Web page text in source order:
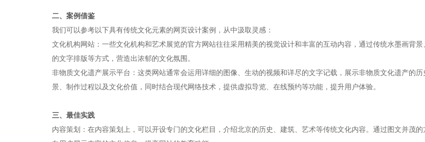
二、案例借鉴
我们可以参考以下具有传统文化元素的网页设计案例，从中汲取灵感：
文化机构网站‌：一些文化机构和艺术展览的官方网站往往采用精美的视觉设计和丰富的互动内容，通过传统水墨画背景
的文字排版等方式，营造出浓郁的文化氛围。
非物质文化遗产展示平台‌：这类网站通常会运用详细的图像、生动的视频和详尽的文字记载，展示非物质文化遗产的历
景、制作过程以及文化价值，同时结合现代网络技术，提供虚拟导览、在线预约等功能，提升用户体验。
三、最佳实践
内容策划‌：在内容策划上，可以开设专门的文化栏目，介绍北京的历史、建筑、艺术等传统文化内容。通过图文并茂的